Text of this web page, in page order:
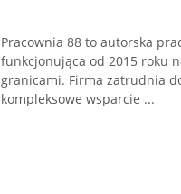
Pracownia 88 to autorska
funkcjonująca od 2015 roku
granicami. Firma zatrudnia
kompleksowe wsparcie ...